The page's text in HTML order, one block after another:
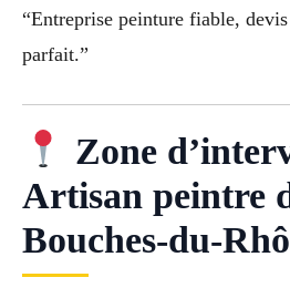
“Entreprise peinture fiable,
parfait.”
Zone
Artisan peintre
Bouches-du-